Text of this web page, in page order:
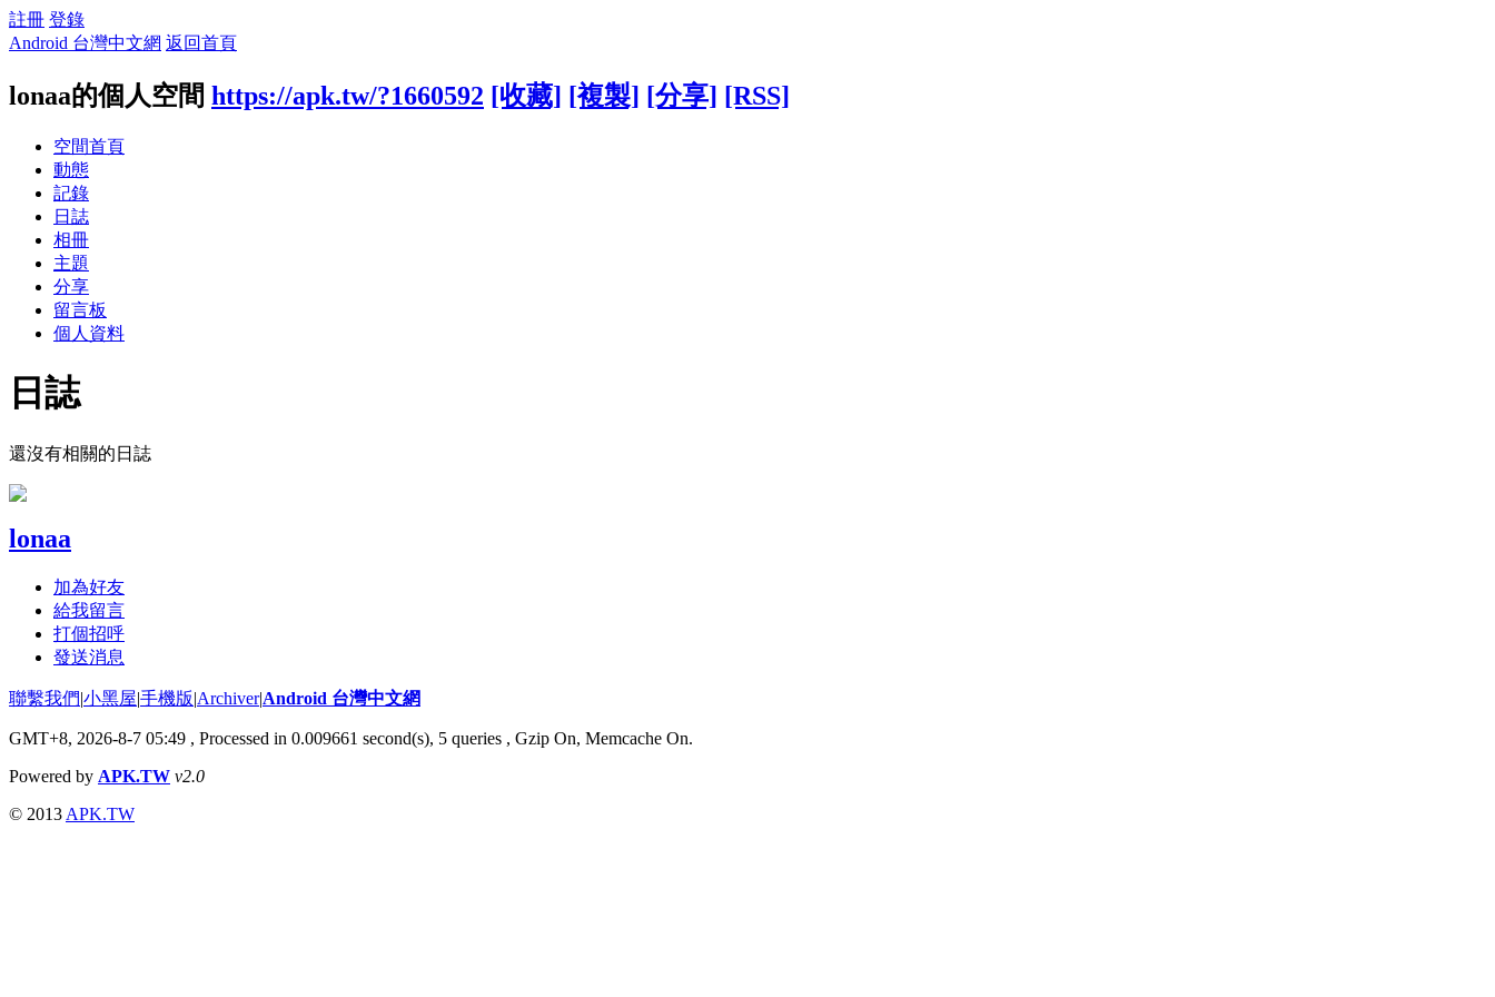
註冊 登錄
Android 台灣中文網 返回首頁
lonaa的個人空間 https://apk.tw/?1660592 [收藏] [複製] [分享] [RSS]
空間首頁
動態
記錄
日誌
相冊
主題
分享
留言板
個人資料
日誌
還沒有相關的日誌
lonaa
加為好友
給我留言
打個招呼
發送消息
聯繫我們|小黑屋|手機版|Archiver|Android 台灣中文網
GMT+8, 2026-8-7 05:49 , Processed in 0.009661 second(s), 5 queries , Gzip On, Memcache On.
Powered by APK.TW v2.0
© 2013 APK.TW